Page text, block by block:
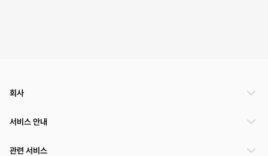
회사
서비스 안내
관련 서비스